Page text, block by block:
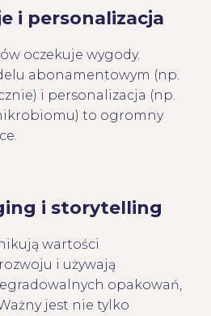
i personalizacja
oczekuje wygody.
abonamentowym (np.
i personalizacja (np.
to ogromny
i storytelling
wartości
i używają
opakowań,
jest nie tylko